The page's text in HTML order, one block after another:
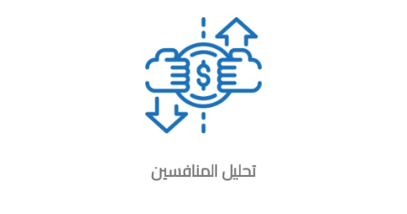
تحليل المنافسين